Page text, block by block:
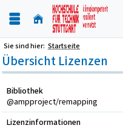
Sie sind hier: Startseite
Übersicht Lizenzen
Bibliothek
@ampproject/remapping
Lizenzinformationen